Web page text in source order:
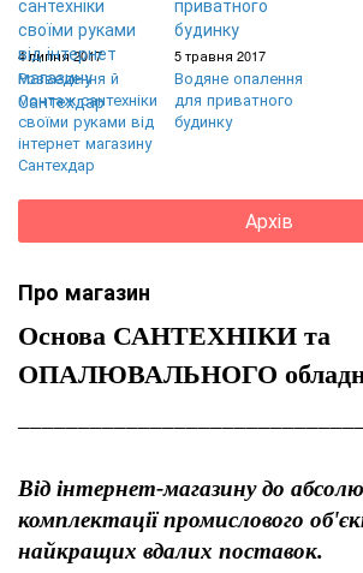
4 липня 2017
Розведення й
монтаж сантехніки
своїми руками від
інтернет магазину
Сантехдар
5 травня 2017
Водяне опалення
для приватного
будинку
Архів
Про магазин
Основа САНТЕХНІКИ та
ОПАЛЮВАЛЬНОГО
Від інтернет-магазину до
комплектації промислового
найкращих вдалих поставок.